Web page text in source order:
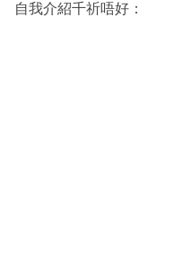
自我介紹千祈唔好：